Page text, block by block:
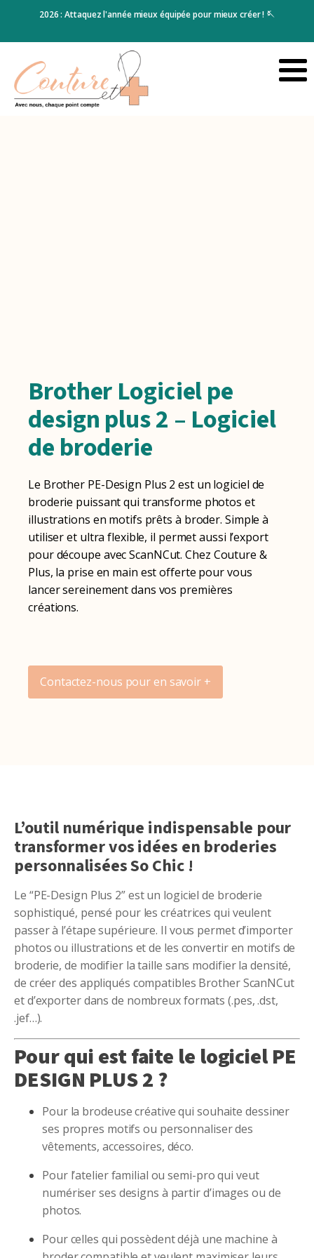
2026 : Attaquez l'année mieux équipée pour mieux créer ! 🪡
Brother Logiciel pe
design plus 2 – Logiciel
de broderie
Le Brother PE-Design Plus 2 est un logiciel de
broderie puissant qui transforme photos et
illustrations en motifs prêts à broder. Simple à
utiliser et ultra flexible, il permet aussi l’export
pour découpe avec ScanNCut. Chez Couture &
Plus, la prise en main est offerte pour vous
lancer sereinement dans vos premières
créations.
Contactez-nous pour en savoir +
L’outil numérique indispensable pour
transformer vos idées en broderies
personnalisées So Chic !
Le “PE-Design Plus 2” est un logiciel de broderie
sophistiqué, pensé pour les créatrices qui veulent
passer à l’étape supérieure. Il vous permet d’importer
photos ou illustrations et de les convertir en motifs de
broderie, de modifier la taille sans modifier la densité,
de créer des appliqués compatibles Brother ScanNCut
et d’exporter dans de nombreux formats (.pes, .dst,
.jef…).
Pour qui est faite le logiciel PE
DESIGN PLUS 2 ?
Pour la brodeuse créative qui souhaite dessiner
ses propres motifs ou personnaliser des
vêtements, accessoires, déco.
Pour l’atelier familial ou semi-pro qui veut
numériser ses designs à partir d’images ou de
photos.
Pour celles qui possèdent déjà une machine à